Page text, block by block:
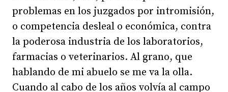
problemas en los juzgados por intromisión,
o competencia desleal o económica, contra
la poderosa industria de los laboratorios,
farmacias o veterinarios. Al grano, que
hablando de mi abuelo se me va la olla.
Cuando al cabo de los años volvía al campo